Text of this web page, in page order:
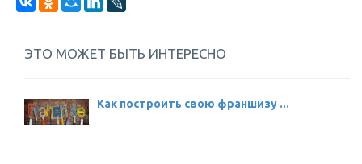
ЭТО МОЖЕТ БЫТЬ ИНТЕРЕСНО
Как построить свою франшизу ...